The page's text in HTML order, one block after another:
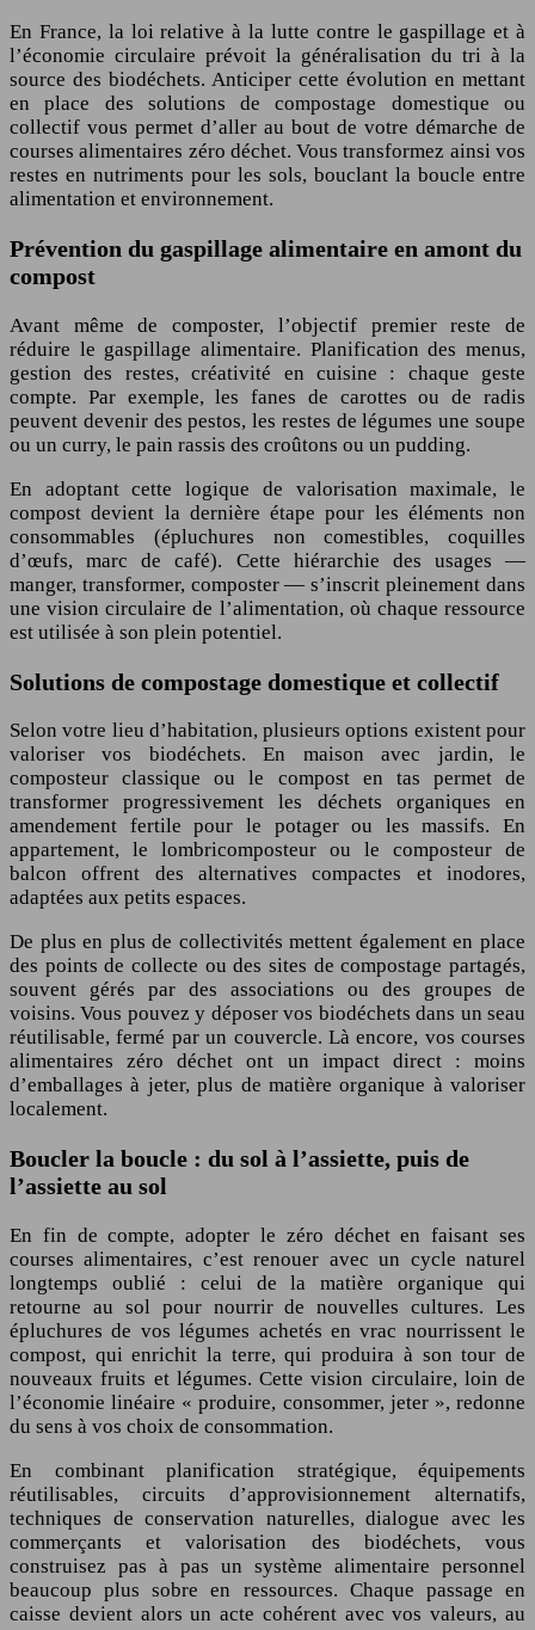
En France, la loi relative à la lutte contre le gaspillage et à
l’économie circulaire prévoit la généralisation du tri à la
source des biodéchets. Anticiper cette évolution en mettant
en place des solutions de compostage domestique ou
collectif vous permet d’aller au bout de votre démarche de
courses alimentaires zéro déchet. Vous transformez ainsi vos
restes en nutriments pour les sols, bouclant la boucle entre
alimentation et environnement.
Prévention du gaspillage alimentaire en amont du
compost
Avant même de composter, l’objectif premier reste de
réduire le gaspillage alimentaire. Planification des menus,
gestion des restes, créativité en cuisine : chaque geste
compte. Par exemple, les fanes de carottes ou de radis
peuvent devenir des pestos, les restes de légumes une soupe
ou un curry, le pain rassis des croûtons ou un pudding.
En adoptant cette logique de valorisation maximale, le
compost devient la dernière étape pour les éléments non
consommables (épluchures non comestibles, coquilles
d’œufs, marc de café). Cette hiérarchie des usages —
manger, transformer, composter — s’inscrit pleinement dans
une vision circulaire de l’alimentation, où chaque ressource
est utilisée à son plein potentiel.
Solutions de compostage domestique et collectif
Selon votre lieu d’habitation, plusieurs options existent pour
valoriser vos biodéchets. En maison avec jardin, le
composteur classique ou le compost en tas permet de
transformer progressivement les déchets organiques en
amendement fertile pour le potager ou les massifs. En
appartement, le lombricomposteur ou le composteur de
balcon offrent des alternatives compactes et inodores,
adaptées aux petits espaces.
De plus en plus de collectivités mettent également en place
des points de collecte ou des sites de compostage partagés,
souvent gérés par des associations ou des groupes de
voisins. Vous pouvez y déposer vos biodéchets dans un seau
réutilisable, fermé par un couvercle. Là encore, vos courses
alimentaires zéro déchet ont un impact direct : moins
d’emballages à jeter, plus de matière organique à valoriser
localement.
Boucler la boucle : du sol à l’assiette, puis de
l’assiette au sol
En fin de compte, adopter le zéro déchet en faisant ses
courses alimentaires, c’est renouer avec un cycle naturel
longtemps oublié : celui de la matière organique qui
retourne au sol pour nourrir de nouvelles cultures. Les
épluchures de vos légumes achetés en vrac nourrissent le
compost, qui enrichit la terre, qui produira à son tour de
nouveaux fruits et légumes. Cette vision circulaire, loin de
l’économie linéaire « produire, consommer, jeter », redonne
du sens à vos choix de consommation.
En combinant planification stratégique, équipements
réutilisables, circuits d’approvisionnement alternatifs,
techniques de conservation naturelles, dialogue avec les
commerçants et valorisation des biodéchets, vous
construisez pas à pas un système alimentaire personnel
beaucoup plus sobre en ressources. Chaque passage en
caisse devient alors un acte cohérent avec vos valeurs, au